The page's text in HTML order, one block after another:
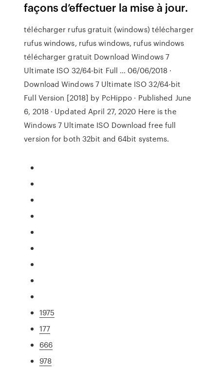
façons d’effectuer la mise à jour.
télécharger rufus gratuit (windows) télécharger
rufus windows, rufus windows, rufus windows
télécharger gratuit Download Windows 7
Ultimate ISO 32/64-bit Full … 06/06/2018 ·
Download Windows 7 Ultimate ISO 32/64-bit
Full Version [2018] by PcHippo · Published June
6, 2018 · Updated April 27, 2020 Here is the
Windows 7 Ultimate ISO Download free full
version for both 32bit and 64bit systems.
1975
177
666
978